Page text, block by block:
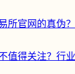
所官网的真伪
值得关注？行